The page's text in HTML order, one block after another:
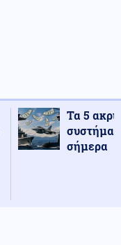
Τα 5
σήμερα